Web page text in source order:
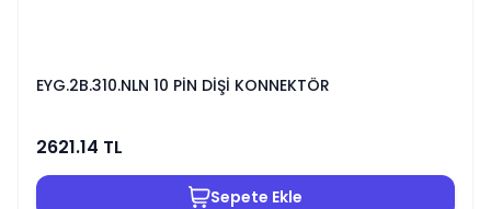
EYG.2B.310.NLN 10 PİN DİŞİ KONNEKTÖR
2621.14 TL
Sepete Ekle